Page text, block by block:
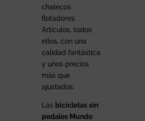
chalecos
flotadores.
Artículos, todos
ellos, con una
calidad fantástica
y unos precios
más que
ajustados.
Las bicicletas sin
pedales Mundo